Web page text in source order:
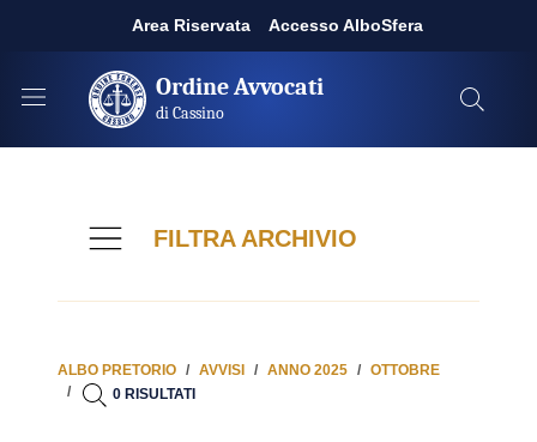
Area Riservata Accesso AlboSfera
Ordine Avvocati
di Cassino
FILTRA ARCHIVIO
ALBO PRETORIO AVVISI ANNO 2025
OTTOBRE
0 RISULTATI